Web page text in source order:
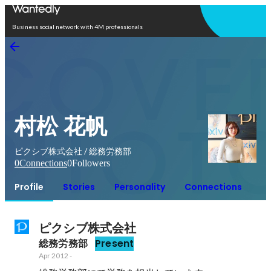
Business social network with 4M professionals
村松 花帆
ピクシブ株式会社 / 総務労務部
0Connections0Followers
Profile Stories Personality Connections
ピクシブ株式会社
総務労務部 Present
Apr 2012 -